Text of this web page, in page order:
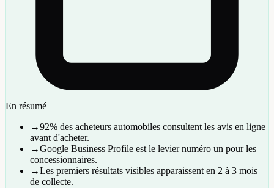
En résumé
→92% des acheteurs automobiles consultent les avis en ligne
avant d'acheter.
→Google Business Profile est le levier numéro un pour les
concessionnaires.
→Les premiers résultats visibles apparaissent en 2 à 3 mois
de collecte.